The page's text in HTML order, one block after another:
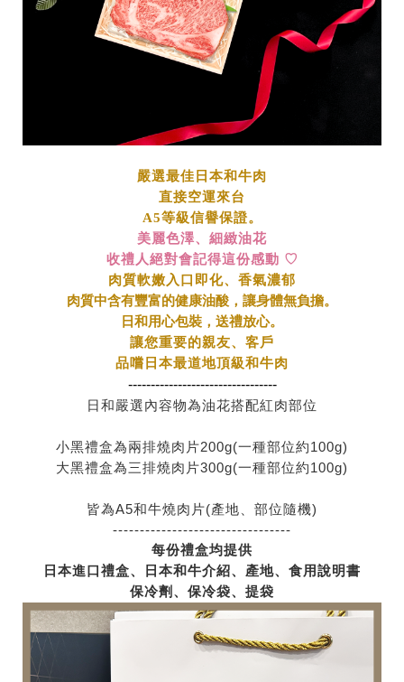
嚴選最佳日本和牛肉
直接空運來台
A5等級信譽保證。
美麗色澤、細緻油花
收禮人絕對會記得這份感動 ♡
肉質軟嫩 入口即化、香氣濃郁
肉質中含有豐富的健康油酸，讓身體無負擔。
日和用心包裝 ， 送禮放心。
讓您重要的親友、客戶
品嚐日本最道地頂級和牛肉
---------------------------------
日和嚴選內容物為油花搭配紅肉部位
小黑禮盒為兩排燒肉片200g(一種部位約100g)
大黑禮盒為三排燒肉片300g(一種部位約100g)
皆為A5和牛燒肉片(產地、部位隨機)
---------------------------------
每份禮盒均提供
日本進口禮盒、日本和牛介紹、 產地、 食用說明書
保冷劑、保冷袋、提袋